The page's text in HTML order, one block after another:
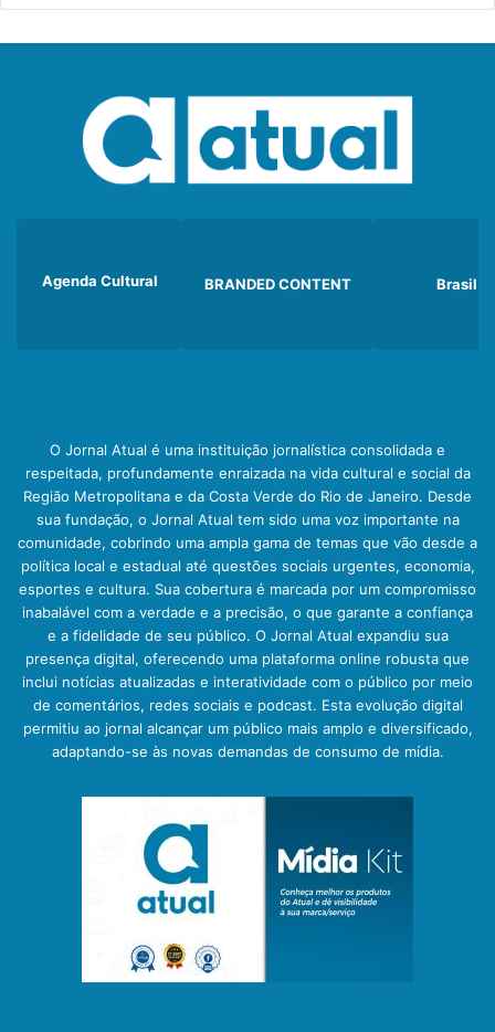
Agenda Cultural BRANDED CONTENT Brasil
O Jornal Atual é uma instituição jornalística consolidada e
respeitada, profundamente enraizada na vida cultural e social da
Região Metropolitana e da Costa Verde do Rio de Janeiro. Desde
sua fundação, o Jornal Atual tem sido uma voz importante na
comunidade, cobrindo uma ampla gama de temas que vão desde a
política local e estadual até questões sociais urgentes, economia,
esportes e cultura. Sua cobertura é marcada por um compromisso
inabalável com a verdade e a precisão, o que garante a confiança
e a fidelidade de seu público. O Jornal Atual expandiu sua
presença digital, oferecendo uma plataforma online robusta que
inclui notícias atualizadas e interatividade com o público por meio
de comentários, redes sociais e podcast. Esta evolução digital
permitiu ao jornal alcançar um público mais amplo e diversificado,
adaptando-se às novas demandas de consumo de mídia.